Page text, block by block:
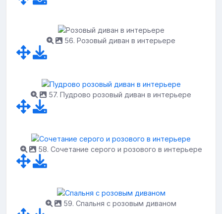
56. Розовый диван в интерьере
57. Пудрово розовый диван в интерьере
58. Сочетание серого и розового в интерьере
59. Спальня с розовым диваном